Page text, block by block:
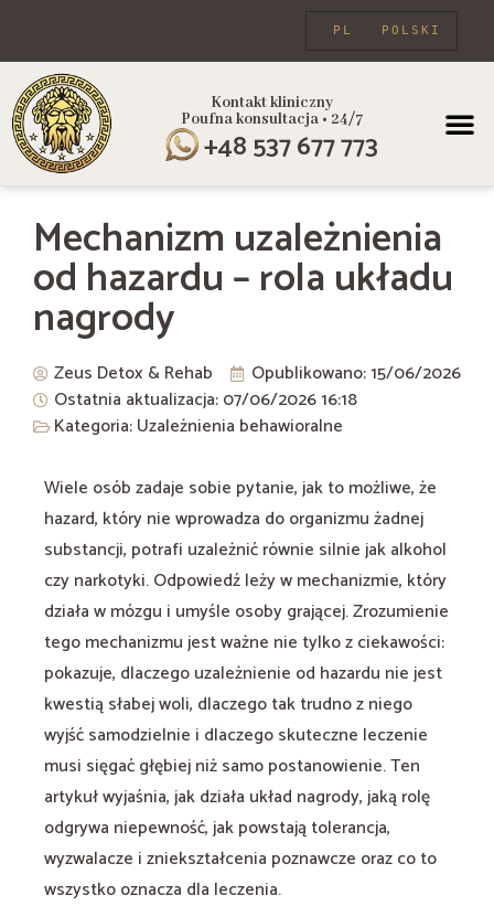
POLSKI
PL
Kontakt kliniczny
Poufna konsultacja • 24/7
+48 537 677 773
Mechanizm uzależnienia
od hazardu – rola układu
nagrody
Zeus Detox & Rehab Opublikowano:15/06/2026
Ostatnia aktualizacja: 07/06/202616:18
Kategoria:Uzależnienia behawioralne
Wiele osób zadaje sobie pytanie, jak to możliwe, że
hazard, który nie wprowadza do organizmu żadnej
substancji, potrafi uzależnić równie silnie jak alkohol
czy narkotyki. Odpowiedź leży w mechanizmie, który
działa w mózgu i umyśle osoby grającej. Zrozumienie
tego mechanizmu jest ważne nie tylko z ciekawości:
pokazuje, dlaczego uzależnienie od hazardu nie jest
kwestią słabej woli, dlaczego tak trudno z niego
wyjść samodzielnie i dlaczego skuteczne leczenie
musi sięgać głębiej niż samo postanowienie. Ten
artykuł wyjaśnia, jak działa układ nagrody, jaką rolę
odgrywa niepewność, jak powstają tolerancja,
wyzwalacze i zniekształcenia poznawcze oraz co to
wszystko oznacza dla leczenia.